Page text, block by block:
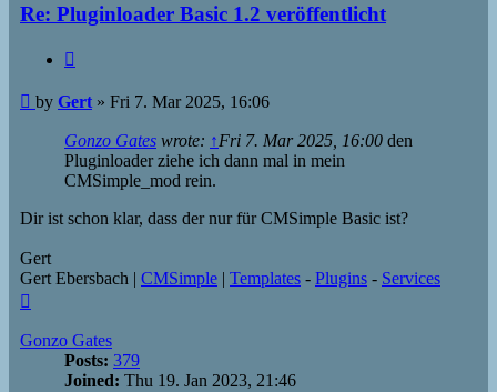
Re: Pluginloader Basic 1.2 veröffentlicht
Post
by Gert » Fri 7. Mar 2025, 16:06
Gonzo Gates wrote: ↑Fri 7. Mar 2025, 16:00 den
Pluginloader ziehe ich dann mal in mein
CMSimple_mod rein.
Dir ist schon klar, dass der nur für CMSimple Basic ist?
Gert
Gert Ebersbach | CMSimple | Templates - Plugins - Services
Gonzo Gates
Posts: 379
Joined: Thu 19. Jan 2023, 21:46